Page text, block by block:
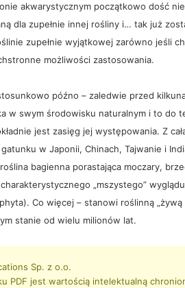
akwarystycznym początkowo dość
dla zupełnie innej rośliny i… tak już
zupełnie wyjątkowej zarówno jeśli
możliwości zastosowania.
późno – zaledwie przed
w swym środowisku naturalnym i to do
jest zasięg jej występowania. Z
w Japonii, Chinach, Tajwanie i
bagienna porastająca moczary,
„mszystego”
Co więcej – stanowi roślinną „żywą
stanie od wielu milionów lat.
Sp. z o.o.
PDF jest wartością intelektualną